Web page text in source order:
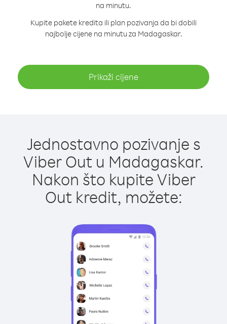
na minutu.
Kupite pakete kredita ili plan pozivanja da bi dobili
najbolje cijene na minutu za Madagaskar.
Prikaži cijene
Jednostavno pozivanje s
Viber Out u Madagaskar.
Nakon što kupite Viber
Out kredit, možete: